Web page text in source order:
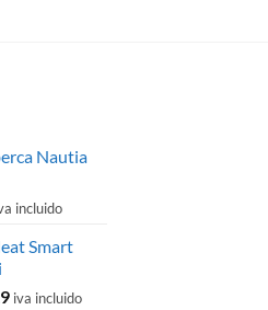
Nautia
incluido
Smart
Eliva incluido